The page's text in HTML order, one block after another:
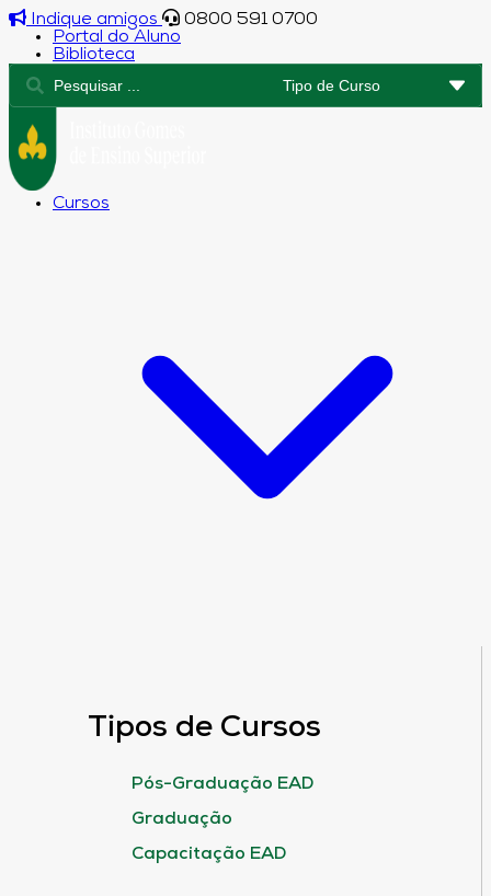
Indique amigos
0800 591 0700
Portal do Aluno
Biblioteca
Cursos
Tipos de Cursos
Pós-Graduação EAD
Graduação
Capacitação EAD